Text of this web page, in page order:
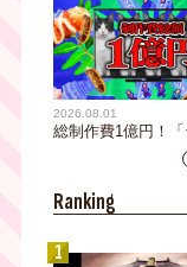
2026.08.01
総制作費1億円！
阪ネクストIPプロ
第1弾採用企画が
応募も締切
Ranking
1